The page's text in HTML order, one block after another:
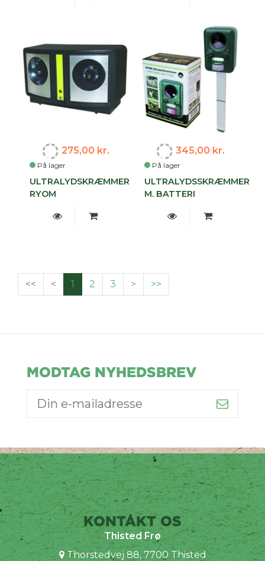
På lager
275,00 kr.
ULTRALYDSKRÆMMER
RYOM
På lager
345,00 kr.
ULTRALYDSSKRÆMMER
M. BATTERI
<< < 1 2 3 > >>
MODTAG NYHEDSBREV
KONTAKT OS
Thisted Frø
Thorstedvej 88, 7700 Thisted